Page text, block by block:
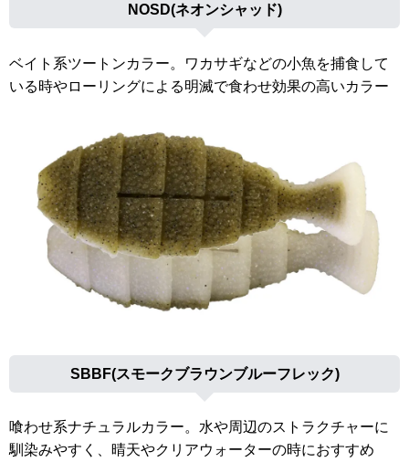
NOSD(ネオンシャッド)
ベイト系ツートンカラー。ワカサギなどの小魚を捕食して
いる時やローリングによる明滅で食わせ効果の高いカラー
SBBF(スモークブラウンブルーフレック)
喰わせ系ナチュラルカラー。水や周辺のストラクチャーに
馴染みやすく、晴天やクリアウォーターの時におすすめ